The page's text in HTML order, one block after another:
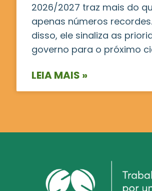
2026/2027 traz mais do
apenas números
disso, ele sinaliza as
governo para o próximo
LEIA MAIS »